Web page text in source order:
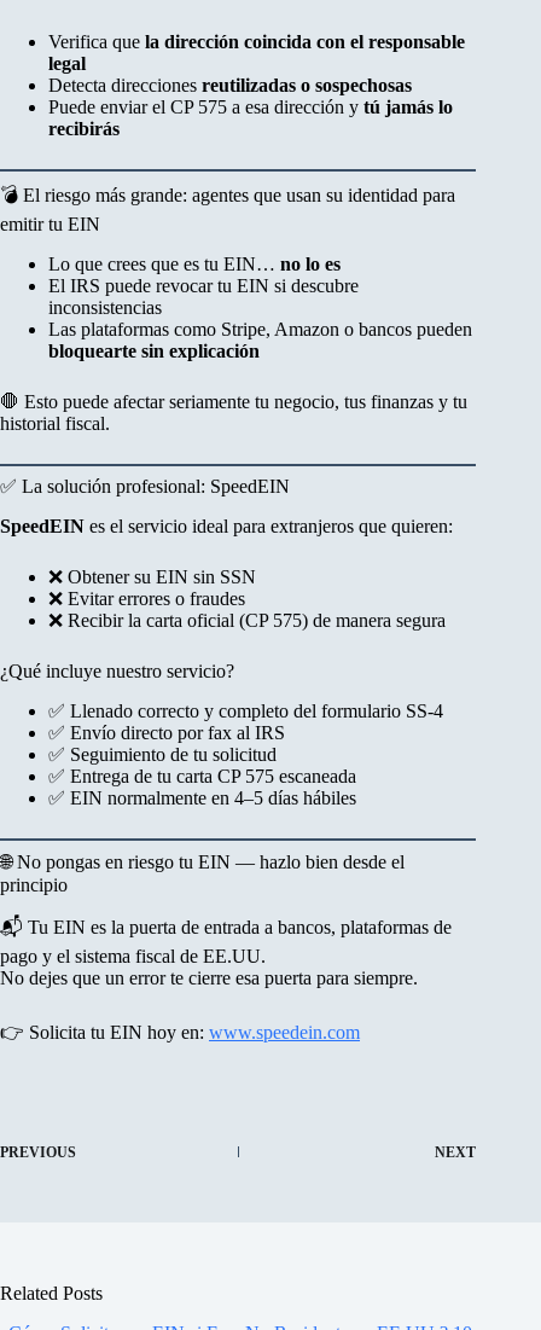
Verifica que la dirección coincida con el responsable
legal
Detecta direcciones reutilizadas o sospechosas
Puede enviar el CP 575 a esa dirección y tú jamás lo
recibirás
💣 El riesgo más grande: agentes que usan su identidad para
emitir tu EIN
Lo que crees que es tu EIN… no lo es
El IRS puede revocar tu EIN si descubre
inconsistencias
Las plataformas como Stripe, Amazon o bancos pueden
bloquearte sin explicación
🛑 Esto puede afectar seriamente tu negocio, tus finanzas y tu
historial fiscal.
✅ La solución profesional: SpeedEIN
SpeedEIN es el servicio ideal para extranjeros que quieren:
❌ Obtener su EIN sin SSN
❌ Evitar errores o fraudes
❌ Recibir la carta oficial (CP 575) de manera segura
¿Qué incluye nuestro servicio?
✅ Llenado correcto y completo del formulario SS-4
✅ Envío directo por fax al IRS
✅ Seguimiento de tu solicitud
✅ Entrega de tu carta CP 575 escaneada
✅ EIN normalmente en 4–5 días hábiles
🌐 No pongas en riesgo tu EIN — hazlo bien desde el
principio
📬 Tu EIN es la puerta de entrada a bancos, plataformas de
pago y el sistema fiscal de EE.UU.
No dejes que un error te cierre esa puerta para siempre.
👉 Solicita tu EIN hoy en: www.speedein.com
PREVIOUS NEXT
Related Posts